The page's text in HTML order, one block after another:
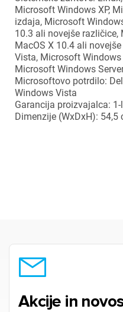
Microsoft Windows XP,
izdaja, Microsoft
10.3 ali novejše
MacOS X 10.4 ali
Vista, Microsoft
Microsoft Windows
Microsoftovo potrdilo:
Windows Vista
Garancija proizvajalca:
Dimenzije (WxDxH): 54,5
Akcije in
Prijava
Za dodajanje na seznam